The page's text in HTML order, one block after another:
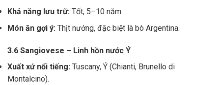
Khả năng lưu trữ: Tốt, 5–10 năm.
Món ăn gợi ý: Thịt nướng, đặc biệt là bò Argentina.
3.6 Sangiovese – Linh hồn nước Ý
Xuất xứ nổi tiếng: Tuscany, Ý (Chianti, Brunello di
Montalcino).